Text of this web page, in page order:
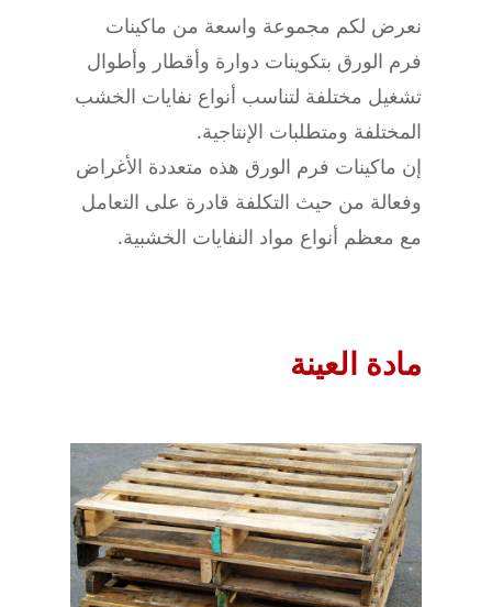
نعرض لكم مجموعة واسعة من ماكينات
فرم الورق بتكوينات دوارة وأقطار وأطوال
تشغيل مختلفة لتناسب أنواع نفايات الخشب
المختلفة ومتطلبات الإنتاجية.
إن ماكينات فرم الورق هذه متعددة الأغراض
وفعالة من حيث التكلفة قادرة على التعامل
مع معظم أنواع مواد النفايات الخشبية.
مادة العينة